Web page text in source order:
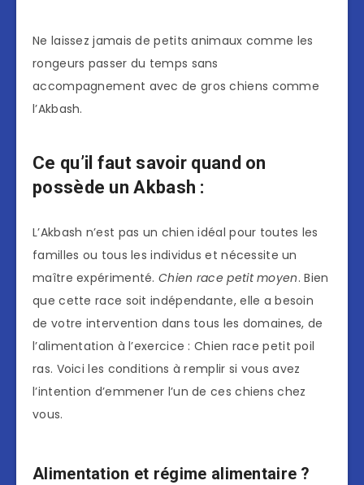
Ne laissez jamais de petits animaux comme les
rongeurs passer du temps sans
accompagnement avec de gros chiens comme
l’Akbash.
Ce qu’il faut savoir quand on
possède un Akbash :
L’Akbash n’est pas un chien idéal pour toutes les
familles ou tous les individus et nécessite un
maître expérimenté.Chien race petit moyen. Bien
que cette race soit indépendante, elle a besoin
de votre intervention dans tous les domaines, de
l’alimentation à l’exercice : Chien race petit poil
ras. Voici les conditions à remplir si vous avez
l’intention d’emmener l’un de ces chiens chez
vous.
Alimentation et régime alimentaire ?